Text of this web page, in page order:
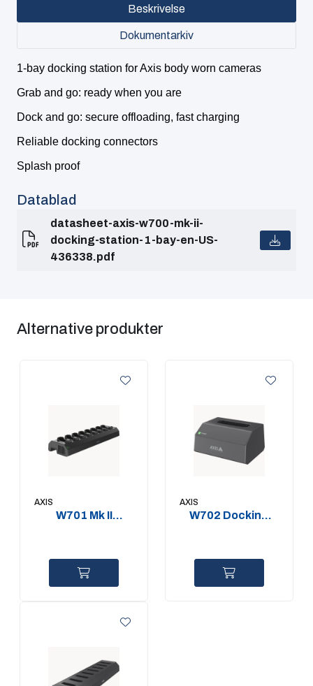
Beskrivelse
Dokumentarkiv
1-bay docking station for Axis body worn cameras
Grab and go: ready when you are
Dock and go: secure offloading, fast charging
Reliable docking connectors
Splash proof
Datablad
datasheet-axis-w700-mk-ii-
docking-station-1-bay-en-US-
436338.pdf
Alternative produkter
AXIS
W701 Mk II
AXIS
W702 Docking